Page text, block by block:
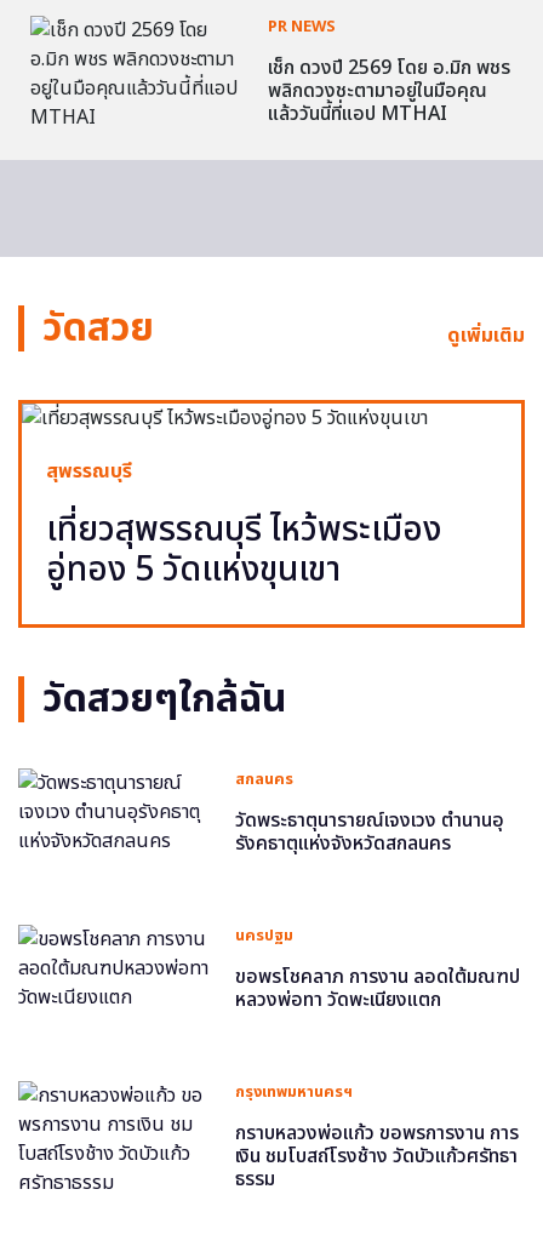
PR NEWS
เช็ก ดวงปี 2569 โดย อ.มิก พชร
พลิกดวงชะตามาอยู่ในมือคุณ
แล้ววันนี้ที่แอป MTHAI
วัดสวย ดูเพิ่มเติม
สุพรรณบุรี
เที่ยวสุพรรณบุรี ไหว้พระเมือง
อู่ทอง 5 วัดแห่งขุนเขา
วัดสวยๆใกล้ฉัน
สกลนคร
วัดพระธาตุนารายณ์เจงเวง ตำนานอุ
รังคธาตุแห่งจังหวัดสกลนคร
นครปฐม
ขอพรโชคลาภ การงาน ลอดใต้มณฑป
หลวงพ่อทา วัดพะเนียงแตก
กรุงเทพมหานครฯ
กราบหลวงพ่อแก้ว ขอพรการงาน การ
เงิน ชมโบสถ์โรงช้าง วัดบัวแก้วศรัทธา
ธรรม